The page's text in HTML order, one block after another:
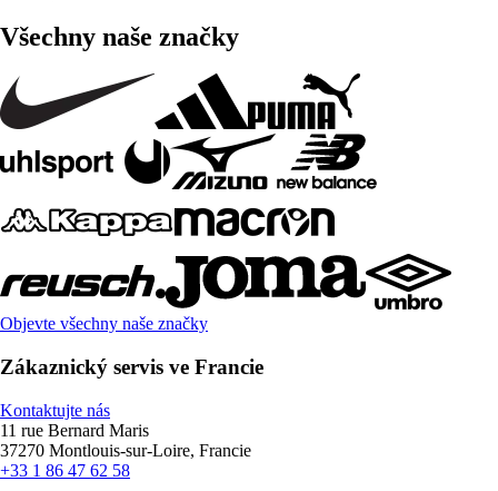
Všechny naše značky
Objevte všechny naše značky
Zákaznický servis ve Francie
Kontaktujte nás
11 rue Bernard Maris
37270 Montlouis-sur-Loire, Francie
+33 1 86 47 62 58